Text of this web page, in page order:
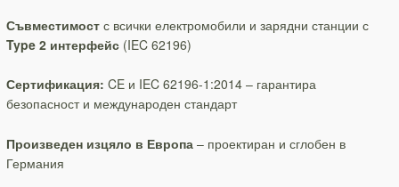
Съвместимост с всички електромобили и зарядни станции с
Type 2 интерфейс (IEC 62196)
Сертификация: CE и IEC 62196-1:2014 – гарантира
безопасност и международен стандарт
Произведен изцяло в Европа – проектиран и сглобен в
Германия